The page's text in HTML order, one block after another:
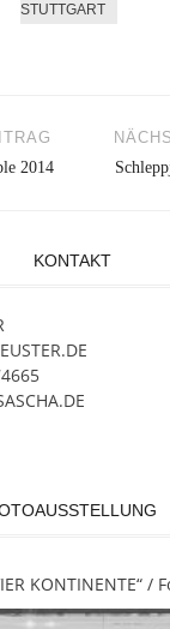
STUTTGART
2014
KONTAKT
KONTINENTE“ /